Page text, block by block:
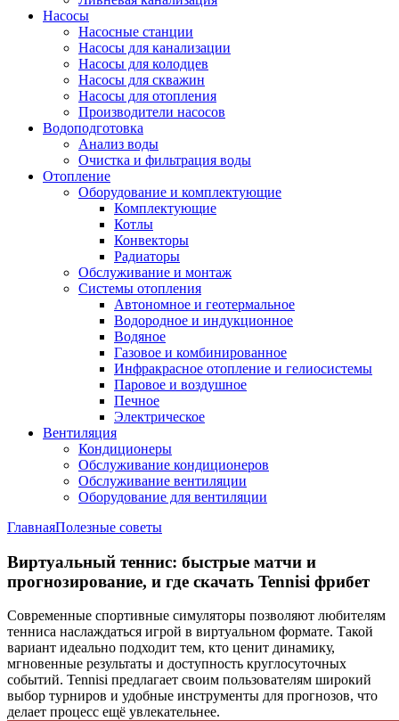
Насосы
Насосные станции
Насосы для канализации
Насосы для колодцев
Насосы для скважин
Насосы для отопления
Производители насосов
Водоподготовка
Анализ воды
Очистка и фильтрация воды
Отопление
Оборудование и комплектующие
Комплектующие
Котлы
Конвекторы
Радиаторы
Обслуживание и монтаж
Системы отопления
Автономное и геотермальное
Водородное и индукционное
Водяное
Газовое и комбинированное
Инфракрасное отопление и гелиосистемы
Паровое и воздушное
Печное
Электрическое
Вентиляция
Кондиционеры
Обслуживание кондиционеров
Обслуживание вентиляции
Оборудование для вентиляции
ГлавнаяПолезные советы
Виртуальный теннис: быстрые матчи и
прогнозирование, и где скачать Tennisi фрибет
Современные спортивные симуляторы позволяют любителям
тенниса наслаждаться игрой в виртуальном формате. Такой
вариант идеально подходит тем, кто ценит динамику,
мгновенные результаты и доступность круглосуточных
событий. Tennisi предлагает своим пользователям широкий
выбор турниров и удобные инструменты для прогнозов, что
делает процесс ещё увлекательнее.